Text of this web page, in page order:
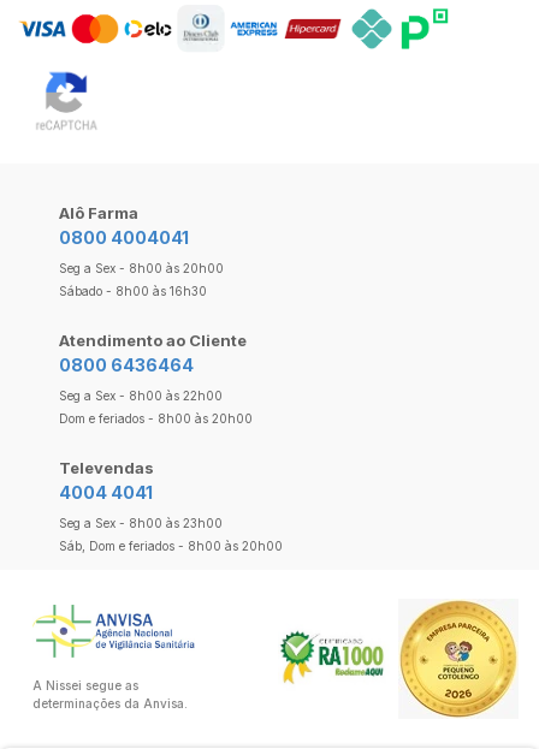
Alô Farma
0800 4004041
Seg a Sex - 8h00 às 20h00
Sábado - 8h00 às 16h30
Atendimento ao Cliente
0800 6436464
Seg a Sex - 8h00 às 22h00
Dom e feriados - 8h00 às 20h00
Televendas
4004 4041
Seg a Sex - 8h00 às 23h00
Sáb, Dom e feriados - 8h00 às 20h00
A Nissei segue as
determinações da Anvisa.